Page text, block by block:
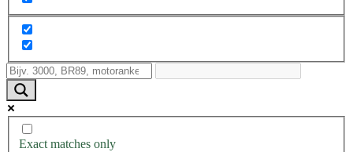
Exact matches only